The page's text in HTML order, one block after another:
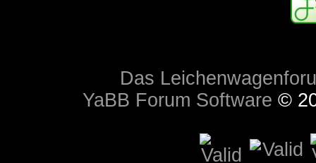
Das
YaBB Forum Software ©